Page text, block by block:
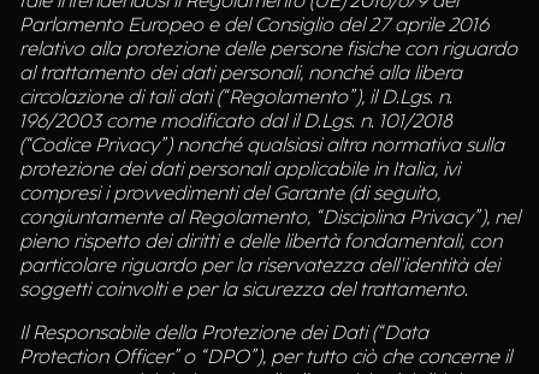
Parlamento Europeo e del Consiglio del 27 aprile 2016
relativo alla protezione delle persone fisiche con riguardo
al trattamento dei dati personali, nonché alla libera
circolazione di tali dati (“Regolamento”), il D.Lgs. n.
196/2003 come modificato dal il D.Lgs. n. 101/2018
(“Codice Privacy”) nonché qualsiasi altra normativa sulla
protezione dei dati personali applicabile in Italia, ivi
compresi i provvedimenti del Garante (di seguito,
congiuntamente al Regolamento, “Disciplina Privacy”), nel
pieno rispetto dei diritti e delle libertà fondamentali, con
particolare riguardo per la riservatezza dell'identità dei
soggetti coinvolti e per la sicurezza del trattamento.
Il Responsabile della Protezione dei Dati (“Data
Protection Officer” o “DPO”), per tutto ciò che concerne il